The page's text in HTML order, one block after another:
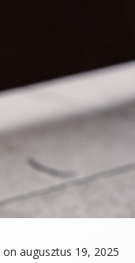
on augusztus 19, 2025